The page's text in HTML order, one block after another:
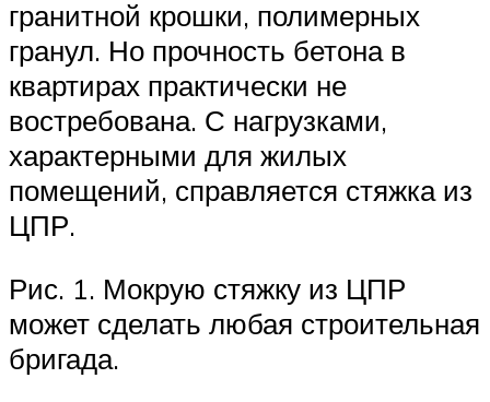
гранитной крошки, полимерных
гранул. Но прочность бетона в
квартирах практически не
востребована. С нагрузками,
характерными для жилых
помещений, справляется стяжка из
ЦПР.
Рис. 1. Мокрую стяжку из ЦПР
может сделать любая строительная
бригада.